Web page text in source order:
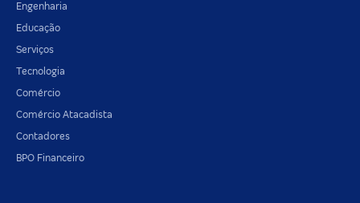
Engenharia
Educação
Serviços
Tecnologia
Comércio
Comércio Atacadista
Contadores
BPO Financeiro